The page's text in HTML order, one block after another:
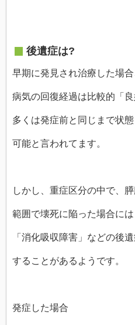
後遺症は?
早期に発見され治療した場合
病気の回復経過は比較的「
多くは発症前と同じまで状
可能と言われてます。
しかし、重症区分の中で、
範囲で壊死に陥った場合に
「消化吸収障害」などの後
することがあるようです。
発症した場合